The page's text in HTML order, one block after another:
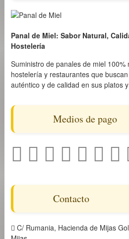
Panal de Miel: Sabor Natural,
Hostelería
Suministro de panales de miel 100%
hostelería y restaurantes que
auténtico y de calidad en sus platos
Medios de pago
Contacto
C/ Rumania, Hacienda de Mijas